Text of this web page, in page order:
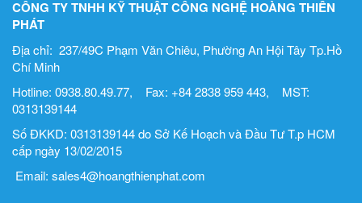
CÔNG TY TNHH KỸ THUẬT CÔNG NGHỆ HOÀNG THIÊN
PHÁT
Địa chỉ: 237/49C Phạm Văn Chiêu, Phường An Hội Tây Tp.Hồ
Chí Minh
Hotline: 0938.80.49.77, Fax: +84 2838 959 443, MST:
0313139144
Số ĐKKD: 0313139144 do Sở Kế Hoạch và Đầu Tư T.p HCM
cấp ngày 13/02/2015
Email: sales4@hoangthienphat.com